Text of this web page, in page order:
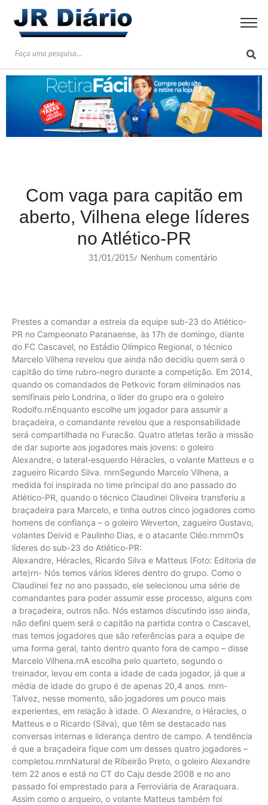
Com vaga para capitão em
aberto, Vilhena elege líderes
no Atlético-PR
31/01/2015/ Nenhum comentário
Prestes a comandar a estreia da equipe sub-23 do Atlético-
PR no Campeonato Paranaense, às 17h de domingo, diante
do FC Cascavel, no Estádio Olímpico Regional, o técnico
Marcelo Vilhena revelou que ainda não decidiu quem será o
capitão do time rubro-negro durante a competição. Em 2014,
quando os comandados de Petkovic foram eliminados nas
semifinais pelo Londrina, o líder do grupo era o goleiro
Rodolfo.rnEnquanto escolhe um jogador para assumir a
braçadeira, o comandante revelou que a responsabilidade
será compartilhada no Furacão. Quatro atletas terão a missão
de dar suporte aos jogadores mais jovens: o goleiro
Alexandre, o lateral-esquerdo Héracles, o volante Matteus e o
zagueiro Ricardo Silva. rnrnSegundo Marcelo Vilhena, a
medida foi inspirada no time principal do ano passado do
Atlético-PR, quando o técnico Claudinei Oliveira transferiu a
braçadeira para Marcelo, e tinha outros cinco jogadores como
homens de confiança – o goleiro Weverton, zagueiro Gustavo,
volantes Deivid e Paulinho Dias, e o atacante Cléo.rnrnrnOs
líderes do sub-23 do Atlético-PR:
Alexandre, Héracles, Ricardo Silva e Matteus (Foto: Editoria de
arte)rn- Nós temos vários líderes dentro do grupo. Como o
Claudinei fez no ano passado, ele selecionou uma série de
comandantes para poder assumir esse processo, alguns com
a braçadeira, outros não. Nós estamos discutindo isso ainda,
não defini quem será o capitão na partida contra o Cascavel,
mas temos jogadores que são referências para a equipe de
uma forma geral, tanto dentro quanto fora de campo – disse
Marcelo Vilhena.rnA escolha pelo quarteto, segundo o
treinador, levou em conta a idade de cada jogador, já que a
média de idade do grupo é de apenas 20,4 anos. rnrn-
Talvez, nesse momento, são jogadores um pouco mais
experientes, em relação à idade. O Alexandre, o Héracles, o
Matteus e o Ricardo (Silva), que têm se destacado nas
conversas internas e liderança dentro de campo. A tendência
é que a braçadeira fique com um desses quatro jogadores –
completou.rnrnNatural de Ribeirão Preto, o goleiro Alexandre
tem 22 anos e está no CT do Caju desde 2008 e no ano
passado foi emprestado para a Ferroviária de Araraquara.
Assim como o arqueiro, o volante Matteus também foi